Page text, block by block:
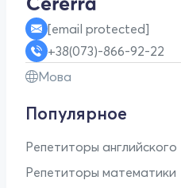
[email protected]
+38(073)-866-92-22
Мова
Популярное
Репетиторы английского
Репетиторы математики